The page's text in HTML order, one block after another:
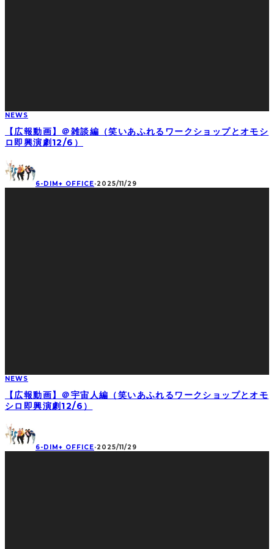
NEWS
【広報動画】＠雑談編（笑いあふれるワークショップとオモシ
ロ即興演劇12/6）
6-DIM+ OFFICE·2025/11/29
NEWS
【広報動画】＠宇宙人編（笑いあふれるワークショップとオモ
シロ即興演劇12/6）
6-DIM+ OFFICE·2025/11/29